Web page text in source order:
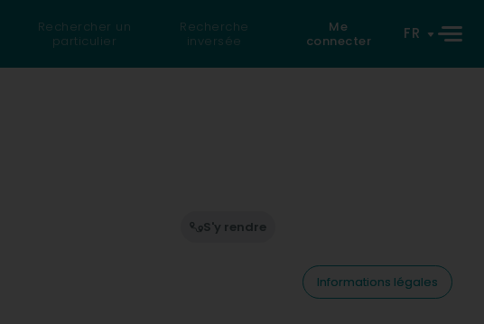
Rechercher un
particulier
Recherche
inversée
Me
connecter
FR
S'y rendre
Informations légales